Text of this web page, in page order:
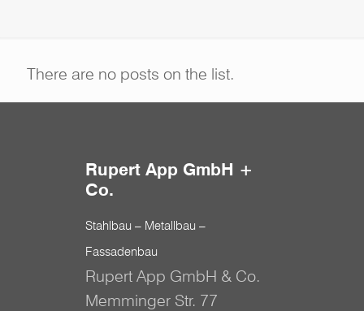
There are no posts on the list.
Rupert App GmbH +
Co.
Stahlbau – Metallbau –
Fassadenbau
Rupert App GmbH & Co.
Memminger Str. 77